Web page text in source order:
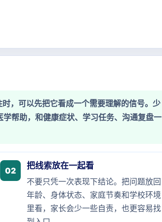
，可以先把它看成一个需要理解的信号。少
帮助，和健康症状、学习任务、沟通复盘一
02
把线索放在一起看
不要只凭一次表现下结论。把问题放回
年龄、身体状态、家庭节奏和学校环境
里看，家长会少一些自责，也更容易找